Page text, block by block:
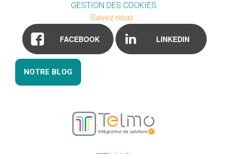
GESTION DES COOKIES
Suivez-nous :
FACEBOOK LINKEDIN
NOTRE BLOG